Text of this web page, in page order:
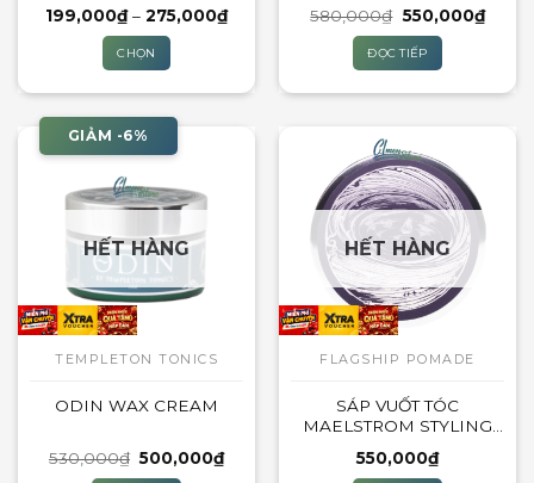
LIMITED 2023
199,000₫ – 275,000₫Khoảng
giá:
275,000₫
CHỌN
này
có
biến
thể.
Các
chọn
có
thể
chọn
trang
580,000₫ Giá
là:
580,000₫.
550,000₫Giá
hiện
ĐỌC TIẾP
GIẢM -6%
HẾT HÀNG
TEMPLETON TONICS
ODIN WAX CREAM
530,000₫ Giá
500,000₫Giá
hiện
HẾT HÀNG
FLAGSHIP POMADE
SÁP VUỐT TÓC
MAELSTROM STYLING
POMADE CO X
550,000₫